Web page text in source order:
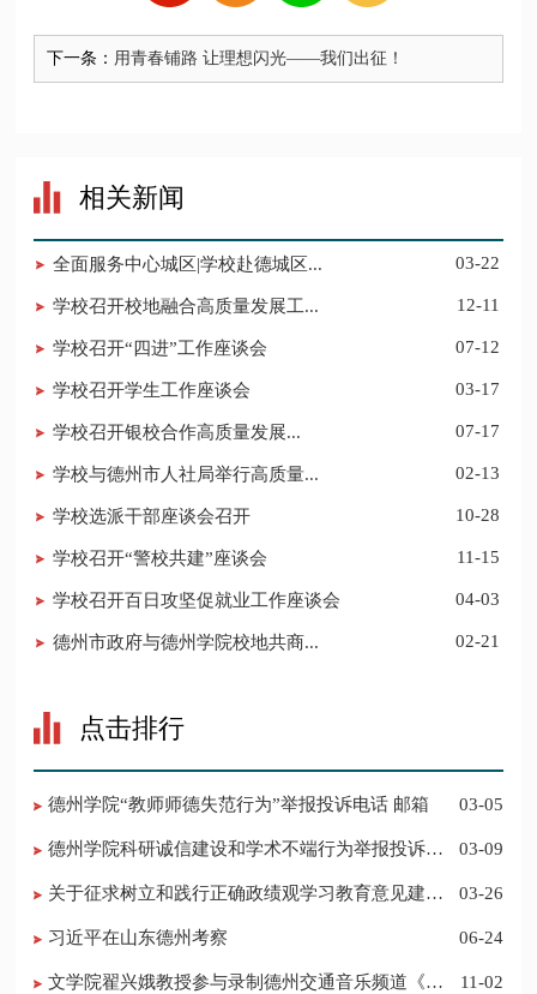
下一条： 用青春铺路 让理想闪光——我们出征！
相关新闻
全面服务中心城区|学校赴德城区... 03-22
学校召开校地融合高质量发展工... 12-11
学校召开“四进”工作座谈会 07-12
​学校召开学生工作座谈会 03-17
​学校召开银校合作高质量发展... 07-17
学校与德州市人社局举行高质量... 02-13
学校选派干部座谈会召开 10-28
学校召开“警校共建”座谈会 11-15
学校召开百日攻坚促就业工作座谈会 04-03
德州市政府与德州学院校地共商... 02-21
点击排行
德州学院“教师师德失范行为”举报投诉电话 邮箱 03-05
德州学院科研诚信建设和学术不端行为举报投诉电
03-09
03-26
习近平在山东德州考察 06-24
​文学院翟兴娥教授参与录制德州交通音乐频道《科
11-02